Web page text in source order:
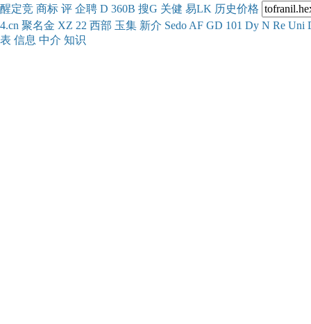
醒定竞 商标 评 企聘 D 360B 搜G 关健 易LK 历史价格
4.cn 聚名金 XZ 22 西部 玉集 新介 Sedo AF GD 101 Dy N Re Uni
表 信息 中介 知识